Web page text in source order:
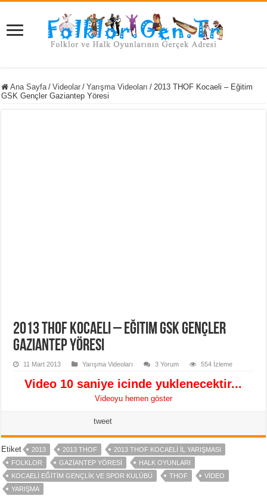
Ana Sayfa / Videolar / Yarışma Videoları / 2013 THOF Kocaeli – Eğitim
GSK Gençler Gaziantep Yöresi
2013 THOF Kocaeli – Eğitim GSK Gençler
Gaziantep Yöresi
11 Mart 2013 Yarışma Videoları 3 Yorum 554 İzleme
Video 10 saniye icinde yuklenecektir...
Videoyu hemen göster
tweet
Etiket 2013 2013 THOF
2013 THOF KOCAELI IL YARIŞMASI
FOLKLOR
GAZIANTEP YÖRESI
HALK OYUNLARI
KOCAELI EĞITIM GENÇLIK VE SPOR KULÜBÜ
THOF
VIDEO
YARIŞMA